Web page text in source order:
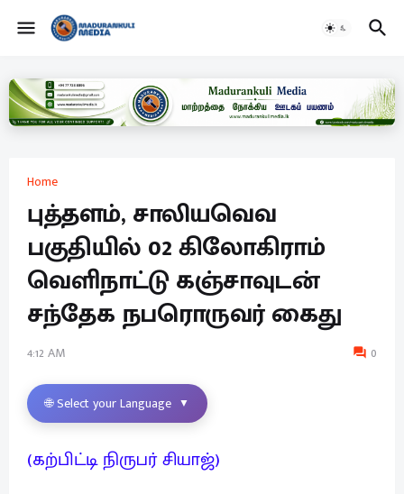
Home
புத்தளம், சாலியவெவ
பகுதியில் 02 கிலோகிராம்
வெளிநாட்டு கஞ்சாவுடன்
சந்தேக நபரொருவர் கைது
4:12 AM 0
🌐 Select your Language ▼
(கற்பிட்டி நிருபர் சியாஜ்)